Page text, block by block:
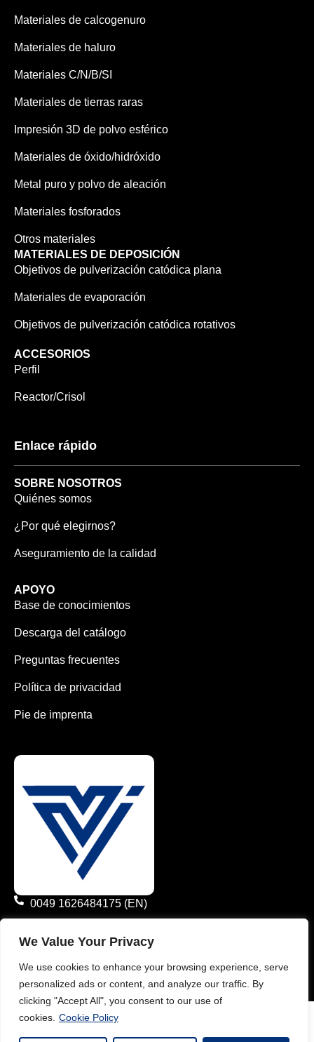
We Value Your Privacy
We use cookies to enhance your browsing experience, serve
personalized ads or content, and analyze our traffic. By
clicking "Accept All", you consent to our use of
cookies. Cookie Policy
Materiales de calcogenuro
Materiales de haluro
Materiales C/N/B/SI
Materiales de tierras raras
Impresión 3D de polvo esférico
Materiales de óxido/hidróxido
Metal puro y polvo de aleación
Materiales fosforados
Otros materiales
MATERIALES DE DEPOSICIÓN
Objetivos de pulverización catódica plana
Materiales de evaporación
Objetivos de pulverización catódica rotativos
ACCESORIOS
Perfil
Reactor/Crisol
Enlace rápido
SOBRE NOSOTROS
Quiénes somos
¿Por qué elegirnos?
Aseguramiento de la calidad
APOYO
Base de conocimientos
Descarga del catálogo
Preguntas frecuentes
Política de privacidad
Pie de imprenta
0049 1626484175 (EN)
Bergener Straße 14., 30625 Hannover, Germany.